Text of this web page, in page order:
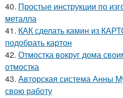
40. Простые инструкции по
металла
41. КАК сделать камин из
подобрать картон
42. Отмостка вокруг дома
отмостка
43. Авторская система Анны
свою работу